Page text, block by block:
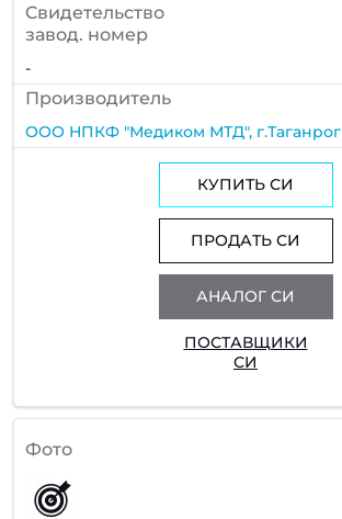
Cвидетельство
завод. номер
-
Производитель
ООО НПКФ "Медиком МТД", г.Таганрог
КУПИТЬ СИ
ПРОДАТЬ СИ
АНАЛОГ СИ
ПОСТАВЩИКИ
СИ
Фото